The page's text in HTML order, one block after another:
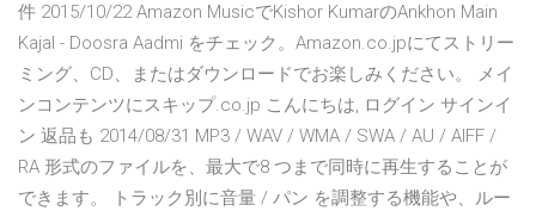
件 2015/10/22 Amazon MusicでKishor KumarのAnkhon Main
Kajal - Doosra Aadmi をチェック。Amazon.co.jpにてストリー
ミング、CD、またはダウンロードでお楽しみください。 メイ
ンコンテンツにスキップ.co.jp こんにちは, ログイン サインイ
ン 返品も 2014/08/31 MP3 / WAV / WMA / SWA / AU / AIFF /
RA 形式のファイルを、最大で8 つまで同時に再生することが
できます。 トラック別に音量 / パン を調整する機能や、ルー